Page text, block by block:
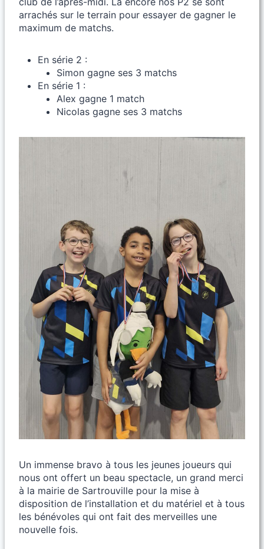
arrachés sur le terrain pour essayer de gagner le
maximum de matchs.
En série 2 :
Simon gagne ses 3 matchs
En série 1 :
Alex gagne 1 match
Nicolas gagne ses 3 matchs
Un immense bravo à tous les jeunes joueurs qui
nous ont offert un beau spectacle, un grand merci
à la mairie de Sartrouville pour la mise à
disposition de l’installation et du matériel et à tous
les bénévoles qui ont fait des merveilles une
nouvelle fois.